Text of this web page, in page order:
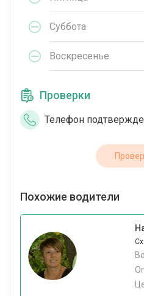
Суббота
Воскресенье
Проверки
Телефон
Похожие водители